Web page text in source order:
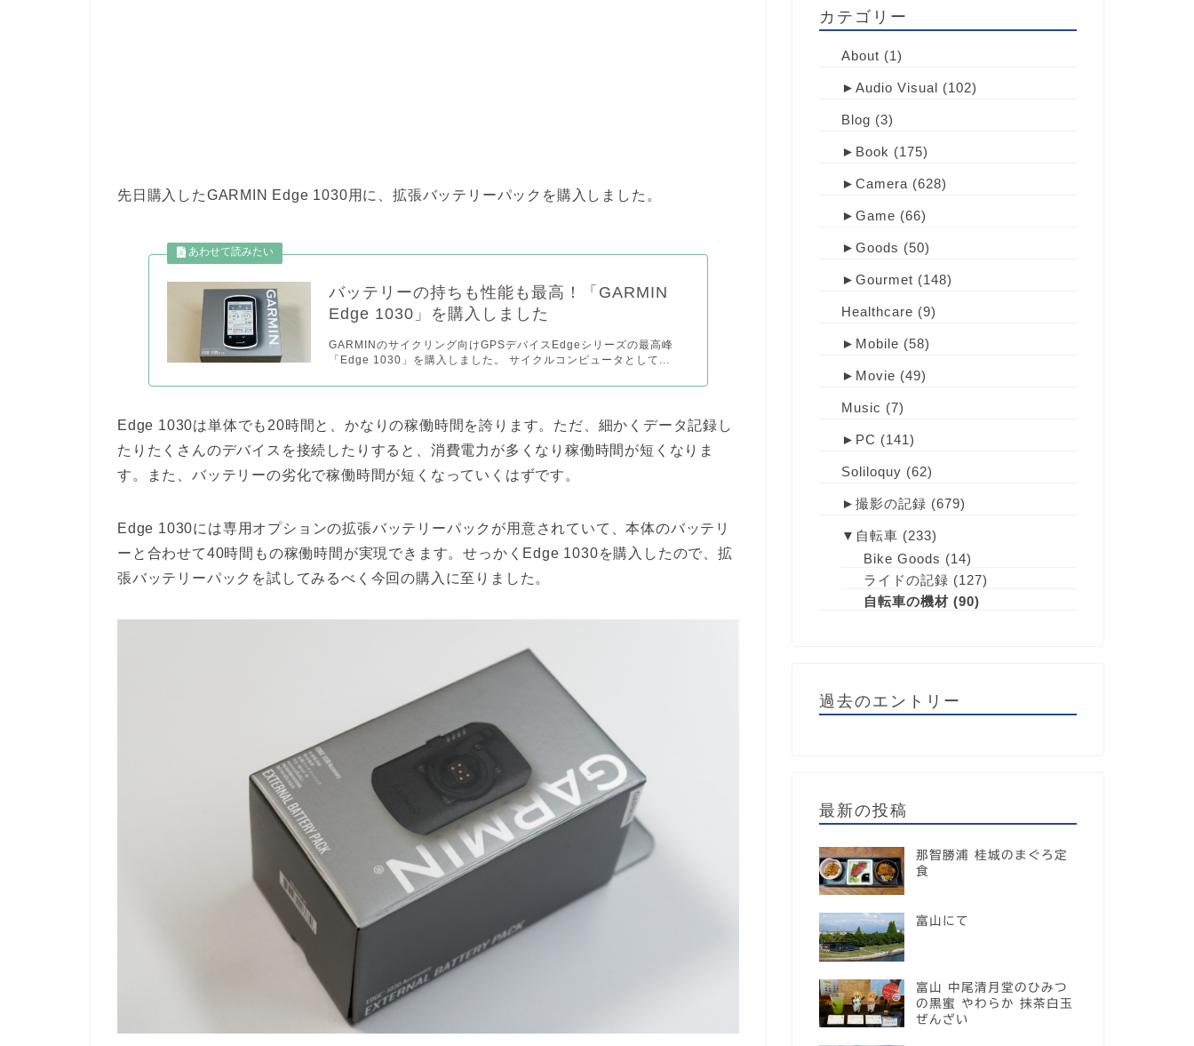
先日購入したGARMIN Edge 1030用に、拡張バッテリーパックを購入しました。
バッテリーの持ちも性能も最高！「GARMIN
Edge 1030」を購入しました
GARMINのサイクリング向けGPSデバイスEdgeシリーズの最高峰
「Edge 1030」を購入しました。 サイクルコンピュータとして...
Edge 1030は単体でも20時間と、かなりの稼働時間を誇ります。ただ、細かくデータ記録し
たりたくさんのデバイスを接続したりすると、消費電力が多くなり稼働時間が短くなりま
す。また、バッテリーの劣化で稼働時間が短くなっていくはずです。
Edge 1030には専用オプションの拡張バッテリーパックが用意されていて、本体のバッテリ
ーと合わせて40時間もの稼働時間が実現できます。せっかくEdge 1030を購入したので、拡
張バッテリーパックを試してみるべく今回の購入に至りました。
カテゴリー
About (1)
► Audio Visual (102)
Blog (3)
► Book (175)
► Camera (628)
► Game (66)
► Goods (50)
► Gourmet (148)
Healthcare (9)
► Mobile (58)
► Movie (49)
Music (7)
► PC (141)
Soliloquy (62)
► 撮影の記録 (679)
▼ 自転車 (233)
Bike Goods (14)
ライドの記録 (127)
自転車の機材 (90)
過去のエントリー
最新の投稿
那智勝浦 桂城のまぐろ定
食
富山にて
富山 中尾清月堂のひみつ
の黒蜜 やわらか 抹茶白玉
ぜんざい